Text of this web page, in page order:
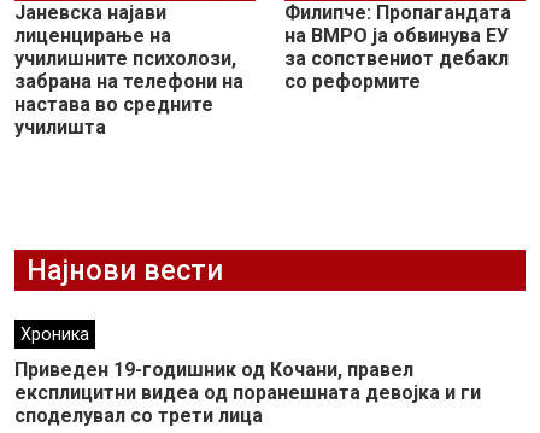
Јаневска најави
лиценцирање на
училишните психолози,
забрана на телефони на
настава во средните
училишта
Филипче: Пропагандата
на ВМРО ја обвинува ЕУ
за сопствениот дебакл
со реформите
Најнови вести
Хроника
Приведен 19-годишник од Кочани, правел
експлицитни видеа од поранешната девојка и ги
споделувал со трети лица